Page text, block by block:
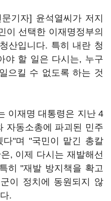
기자] 윤석열씨가 저지
이 선택한 이재명정부의
산입니다. 특히 내란 청
야 할 일은 다시는, 누구
으킬 수 없도록 하는 것
이재명 대통령은 지난 4
자동소총에 파괴된 민주
"며 "국민이 맡긴 총칼
, 이제 다시는 재발해선
히 "재발 방지책을 확고
이 정치에 동원되지 않
.